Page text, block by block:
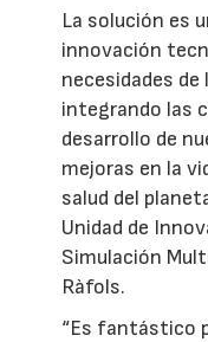
La solución es
innovación
necesidades
integrando las
desarrollo de
mejoras en la
salud del
Unidad de
Simulación
Ràfols.
“Es fantástico